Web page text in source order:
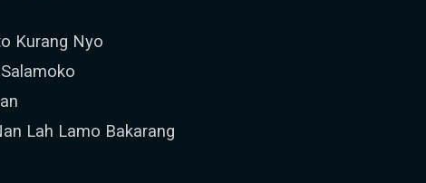
Kurang Nyo
Lah Lamo Bakarang